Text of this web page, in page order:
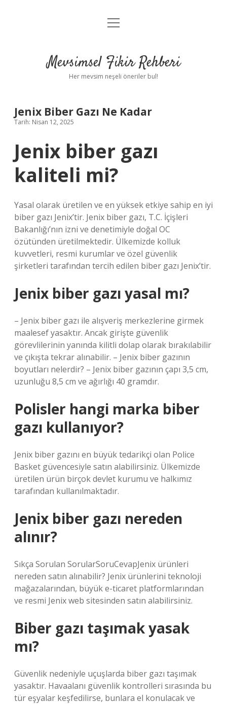
Anasayfa
Yasal Uyarı
menüyü
Mevsimsel Fikir Rehberi
Her mevsim neşeli öneriler bul!
Jenix Biber Gazı Ne Kadar
Tarih: Nisan 12, 2025
Jenix biber gazı
kaliteli mi?
Yasal olarak üretilen ve en yüksek etkiye sahip en iyi
biber gazı Jenix’tir. Jenix biber gazı, T.C. İçişleri
Bakanlığı’nın izni ve denetimiyle doğal OC
özütünden üretilmektedir. Ülkemizde kolluk
kuvvetleri, resmi kurumlar ve özel güvenlik
şirketleri tarafından tercih edilen biber gazı Jenix’tir.
Jenix biber gazı yasal mı?
– Jenix biber gazı ile alışveriş merkezlerine girmek
maalesef yasaktır. Ancak girişte güvenlik
görevlilerinin yanında kilitli dolap olarak bırakılabilir
ve çıkışta tekrar alınabilir. – Jenix biber gazının
boyutları nelerdir? – Jenix biber gazının çapı 3,5 cm,
uzunluğu 8,5 cm ve ağırlığı 40 gramdır.
Polisler hangi marka biber
gazı kullanıyor?
Jenix biber gazını en büyük tedarikçi olan Police
Basket güvencesiyle satın alabilirsiniz. Ülkemizde
üretilen ürün birçok devlet kurumu ve halkımız
tarafından kullanılmaktadır.
Jenix biber gazı nereden
alınır?
Sıkça Sorulan SorularSoruCevapJenix ürünleri
nereden satın alınabilir? Jenix ürünlerini teknoloji
mağazalarından, büyük e-ticaret platformlarından
ve resmi Jenix web sitesinden satın alabilirsiniz.
Biber gazı taşımak yasak
mı?
Güvenlik nedeniyle uçuşlarda biber gazı taşımak
yasaktır. Havaalanı güvenlik kontrolleri sırasında bu
tür eşyalar keşfedilirse, bunlara el konulacak ve